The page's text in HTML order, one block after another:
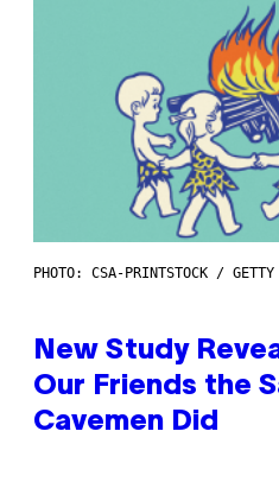
PHOTO: CSA-PRINTSTOCK / GETTY
New Study
Our Friends the
Cavemen Did